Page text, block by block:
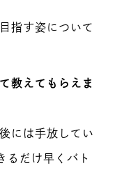
指す姿について
教えてもらえま
には手放してい
るだけ早くバト